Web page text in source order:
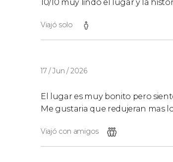
10/10 muy lindo el lugar y la
Viajó solo
17 / Jun / 2026
El lugar es muy bonito pero
Me gustaria que redujeran mas
Viajó con amigos